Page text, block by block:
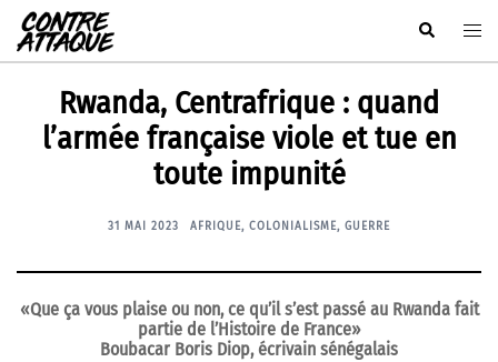
Aller
au
contenu
Rechercher
Rwanda, Centrafrique : quand
l’armée française viole et tue en
toute impunité
31 MAI 2023 AFRIQUE, COLONIALISME, GUERRE
«Que ça vous plaise ou non, ce qu’il s’est passé au Rwanda fait
partie de l’Histoire de France»
Boubacar Boris Diop, écrivain sénégalais